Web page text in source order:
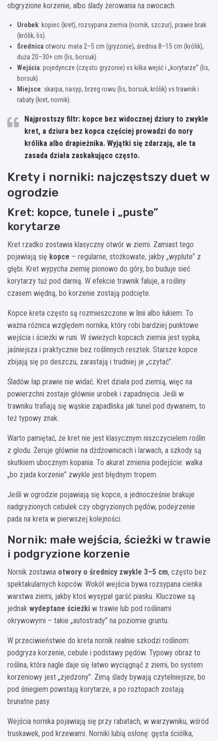
obgryzione korzenie, albo ślady żerowania na owocach.
Urobek: kopiec (kret), rozsypana ziemia (nornik, szczur), prawie brak
(królik, lis).
Średnica otworu: mała 2–5 cm (gryzonie), średnia 8–15 cm (królik),
duża 20–30+ cm (lis, borsuk).
Wejścia: pojedyncze (często gryzonie) vs kilka wejść i „korytarze” (lis,
borsuk).
Miejsce: skarpa, nasyp, brzeg rowu (lis, borsuk, królik) vs trawnik i
rabaty (kret, nornik).
Najprostszy filtr: kopce bez widocznej dziury to zwykle
kret, a dziura bez kopca częściej prowadzi do nory
królika albo drapieżnika. Wyjątki się zdarzają, ale ta
zasada działa zaskakująco często.
Krety i norniki: najczęstszy duet w
ogrodzie
Kret: kopce, tunele i „puste”
korytarze
Kret rzadko zostawia klasyczny otwór w ziemi. Zamiast tego
pojawiają się kopce – regularne, stożkowate, jakby „wyplute” z
głębi. Kret wypycha ziemię pionowo do góry, bo buduje sieć
korytarzy tuż pod darnią. W efekcie trawnik faluje, a rośliny
czasem więdną, bo korzenie zostają podcięte.
Kopce kreta często są rozmieszczone w linii albo łukiem. To
ważna różnica względem nornika, który robi bardziej punktowe
wejścia i ścieżki w runi. W świeżych kopcach ziemia jest sypka,
jaśniejsza i praktycznie bez roślinnych resztek. Starsze kopce
zbijają się po deszczu, zarastają i trudniej je „czytać”.
Śladów łap prawie nie widać. Kret działa pod ziemią, więc na
powierzchni zostaje głównie urobek i zapadnięcia. Jeśli w
trawniku trafiają się wąskie zapadliska jak tunel pod dywanem, to
też typowy znak.
Warto pamiętać, że kret nie jest klasycznym niszczycielem roślin
z głodu. Żeruje głównie na dżdżownicach i larwach, a szkody są
skutkiem ubocznym kopania. To akurat zmienia podejście: walka
„bo zjada korzenie” zwykle jest błędnym tropem.
Jeśli w ogrodzie pojawiają się kopce, a jednocześnie brakuje
nadgryzionych cebulek czy obgryzionych pędów, podejrzenie
pada na kreta w pierwszej kolejności.
Nornik: małe wejścia, ścieżki w trawie
i podgryzione korzenie
Nornik zostawia otwory o średnicy zwykle 3–5 cm, często bez
spektakularnych kopców. Wokół wejścia bywa rozsypana cienka
warstwa ziemi, jakby ktoś wysypał garść piasku. Kluczowe są
jednak wydeptane ścieżki w trawie lub pod roślinami
okrywowymi – takie „autostrady” na poziomie gruntu.
W przeciwieństwie do kreta nornik realnie szkodzi roślinom:
podgryza korzenie, cebule i podstawy pędów. Typowy obraz to
roślina, która nagle daje się łatwo wyciągnąć z ziemi, bo system
korzeniowy jest „zjedzony”. Zimą ślady bywają czytelniejsze, bo
pod śniegiem powstają korytarze, a po roztopach zostają
brunatne pasy.
Wejścia nornika pojawiają się przy rabatach, w warzywniku, wśród
truskawek, pod krzewami. Norniki lubią osłonę: gęsta ściółka,